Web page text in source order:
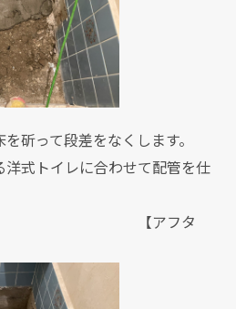
斫って段差をなくします。
式トイレに合わせて配管を仕
】 【アフタ